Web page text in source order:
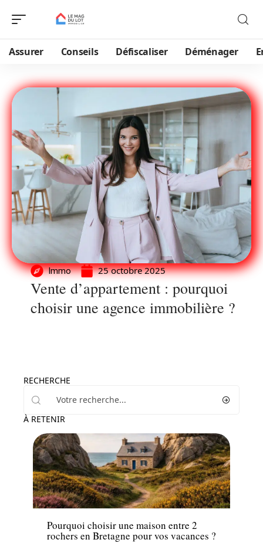
Assurer Conseils Défiscaliser Déménager
Immo 25 octobre 2025
Vente d’appartement : pourquoi
choisir une agence immobilière ?
RECHERCHE
À RETENIR
Louer
Pourquoi choisir une maison entre 2
rochers en Bretagne pour vos vacances ?